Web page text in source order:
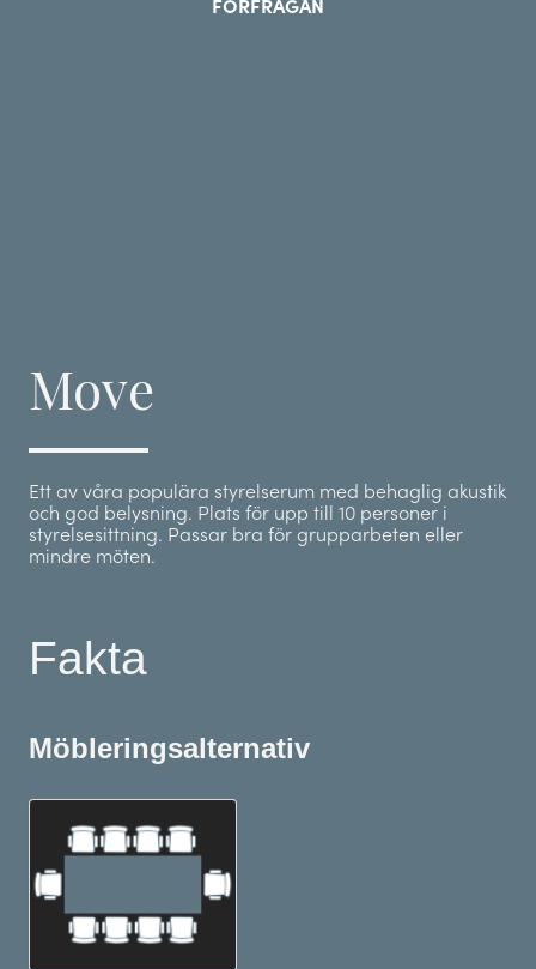
FÖRFRÅGAN
Move
Ett av våra populära styrelserum med behaglig akustik
och god belysning. Plats för upp till 10 personer i
styrelsesittning. Passar bra för grupparbeten eller
mindre möten.
Fakta
Möbleringsalternativ